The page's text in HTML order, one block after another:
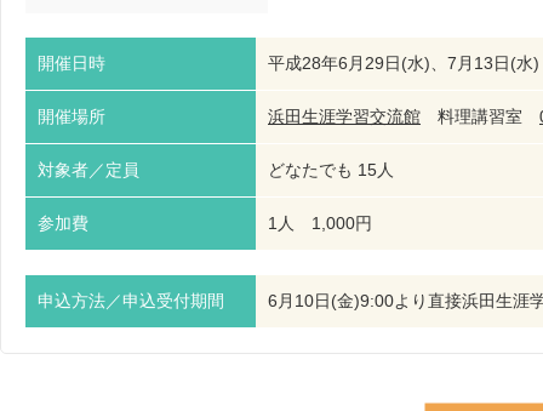
開催日時 平成28年6月29日(水)、7月13日(
開催場所 浜田生涯学習交流館 料理講習室
対象者／定員 どなたでも 15人
参加費 1人 1,000円
申込方法／申込受付期間 6月10日(金)9:00より直接浜田生涯